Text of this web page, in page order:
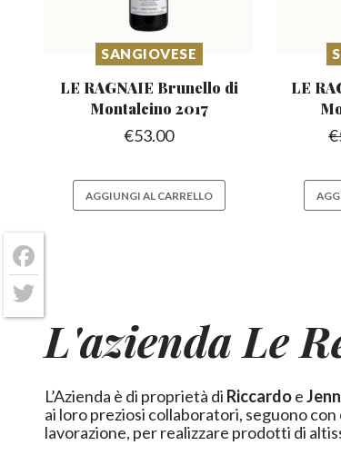
SANGIOVESE
LE RAGNAIE Brunello di
Montalcino 2017
€53.00
AGGIUNGI AL CARRELLO
LE
€
L'azienda Le
L’Azienda è di proprietà di Riccardoe
ai loro preziosi collaboratori, seguono con
lavorazione, per realizzare prodotti di
Facebook
Twitter